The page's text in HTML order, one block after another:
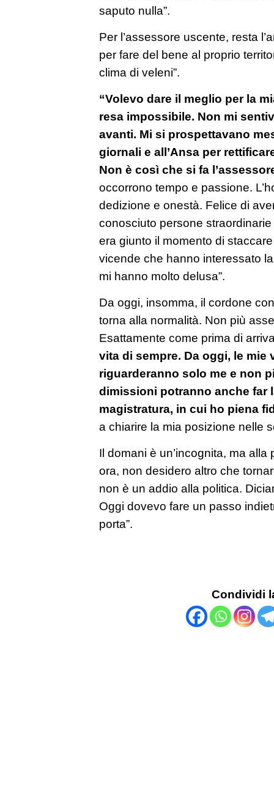
saputo nulla”.
Per l’assessore uscente, resta
per fare del bene al proprio
clima di veleni”.
“Volevo dare il meglio per la
resa impossibile. Non mi
avanti. Mi si prospettavano
giornali e all’Ansa per
Non è così che si fa
occorrono tempo e passione.
dedizione e onestà. Felice di
conosciuto persone
era giunto il momento di
vicende che hanno interessato
mi hanno molto delusa”.
Da oggi, insomma, il cordone
torna alla normalità. Non più
Esattamente come prima di
vita di sempre. Da oggi, le mie
riguarderanno solo me e non
dimissioni potranno anche far
magistratura, in cui ho piena
a chiarire la mia posizione nelle
Il domani è un’incognita, ma
ora, non desidero altro che
non è un addio alla politica.
Oggi dovevo fare un passo
porta”.
Condividi